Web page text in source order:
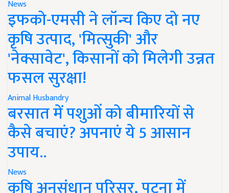
News
इफको-एमसी ने लॉन्च किए दो नए
कृषि उत्पाद, 'मित्सुकी' और
'नेक्सावेट', किसानों को मिलेगी उन्नत
फसल सुरक्षा!
Animal Husbandry
बरसात में पशुओं को बीमारियों से
कैसे बचाएं? अपनाएं ये 5 आसान
उपाय..
News